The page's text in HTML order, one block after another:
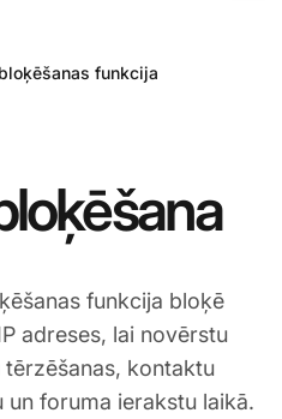
funkcija
funkcija bloķē
adreses, lai novērstu
kontaktu
foruma ierakstu laikā.